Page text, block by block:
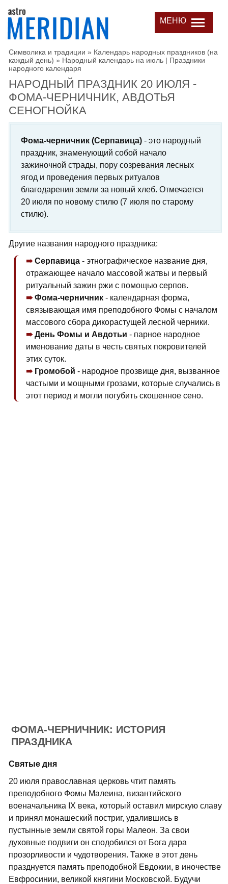
МЕНЮ
Символика и традиции » Календарь народных праздников (на
каждый день) » Народный календарь на июль | Праздники
народного календаря
НАРОДНЫЙ ПРАЗДНИК 20 ИЮЛЯ -
ФОМА-ЧЕРНИЧНИК, АВДОТЬЯ
СЕНОГНОЙКА
Фома-черничник (Серпавица) - это народный
праздник, знаменующий собой начало
зажиночной страды, пору созревания лесных
ягод и проведения первых ритуалов
благодарения земли за новый хлеб. Отмечается
20 июля по новому стилю (7 июля по старому
стилю).
Другие названия народного праздника:
Серпавица - этнографическое название дня,
отражающее начало массовой жатвы и первый
ритуальный зажин ржи с помощью серпов.
Фома-черничник - календарная форма,
связывающая имя преподобного Фомы с началом
массового сбора дикорастущей лесной черники.
День Фомы и Авдотьи - парное народное
именование даты в честь святых покровителей
этих суток.
Громобой - народное прозвище дня, вызванное
частыми и мощными грозами, которые случались в
этот период и могли погубить скошенное сено.
ФОМА-ЧЕРНИЧНИК: ИСТОРИЯ
ПРАЗДНИКА
Святые дня
20 июля православная церковь чтит память
преподобного Фомы Малеина, византийского
военачальника IX века, который оставил мирскую славу
и принял монашеский постриг, удалившись в
пустынные земли святой горы Малеон. За свои
духовные подвиги он сподобился от Бога дара
прозорливости и чудотворения. Также в этот день
празднуется память преподобной Евдокии, в иночестве
Евфросинии, великой княгини Московской. Будучи